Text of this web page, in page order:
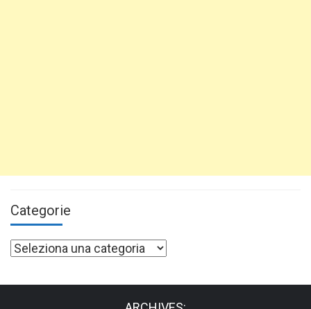
Categorie
Categorie